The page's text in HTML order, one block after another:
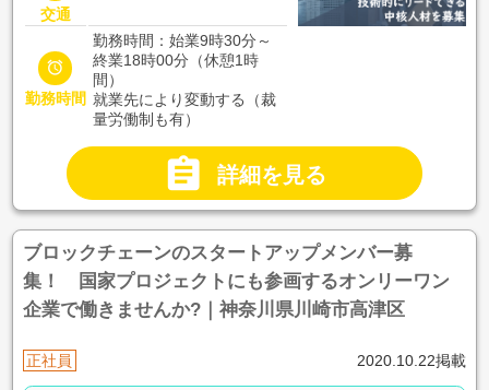
交通

勤務時間
勤務時間：始業9時30分～
終業18時00分（休憩1時
間）
就業先により変動する（裁
量労働制も有）
 詳細を見る
ブロックチェーンのスタートアップメンバー募
集！ 国家プロジェクトにも参画するオンリーワン
企業で働きませんか?｜神奈川県川崎市高津区
正社員 2020.10.22掲載